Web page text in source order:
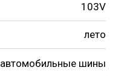
103V
лето
автомобильные шины